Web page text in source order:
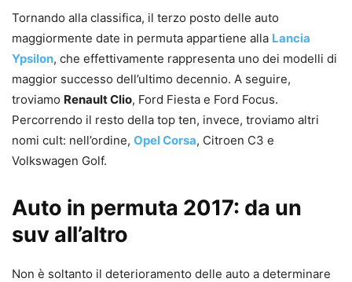
Tornando alla classifica, il terzo posto delle auto
maggiormente date in permuta appartiene alla Lancia
Ypsilon, che effettivamente rappresenta uno dei modelli di
maggior successo dell’ultimo decennio. A seguire,
troviamo Renault Clio, Ford Fiesta e Ford Focus.
Percorrendo il resto della top ten, invece, troviamo altri
nomi cult: nell’ordine, Opel Corsa, Citroen C3 e
Volkswagen Golf.
Auto in permuta 2017: da un
suv all’altro
Non è soltanto il deterioramento delle auto a determinare